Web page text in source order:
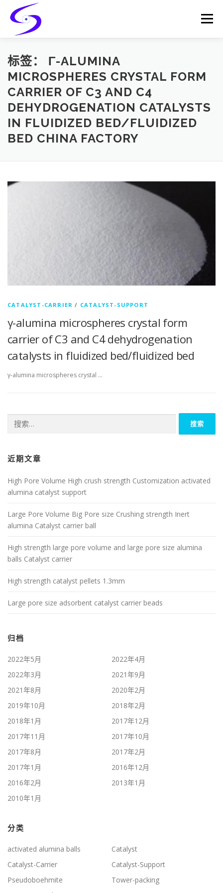
content
Menu
HOME PRODUCTS CATALYST-CARRIER
CATALYST-SUPPORT SERVICES
标签： Γ-ALUMINA
MICROSPHERES CRYSTAL FORM
CARRIER OF C3 AND C4
DEHYDROGENATION CATALYSTS
IN FLUIDIZED BED/FLUIDIZED
BED CHINA FACTORY
CATALYST-CARRIER / CATALYST-SUPPORT
γ-alumina microspheres crystal form
carrier of C3 and C4 dehydrogenation
catalysts in fluidized bed/fluidized bed
γ-alumina microspheres crystal …
索：
近期文章
High Pore Volume High crush strength Customization activated
alumina catalyst support
Large Pore Volume Big Pore size Crushing strength Inert
alumina Catalyst carrier ball
High strength large pore volume and large pore size alumina
balls Catalyst carrier
High strength catalyst pellets 1.3mm
Large pore size adsorbent catalyst carrier beads
归档
2022年5月
2022年4月
2022年3月
2021年9月
2021年8月
2020年2月
2019年10月
2018年2月
2018年1月
2017年12月
2017年11月
2017年10月
2017年8月
2017年2月
2017年1月
2016年12月
2016年2月
2013年1月
2010年1月
分类
activated alumina balls
Catalyst
Catalyst-Carrier
Catalyst-Support
Pseudoboehmite
Tower-packing